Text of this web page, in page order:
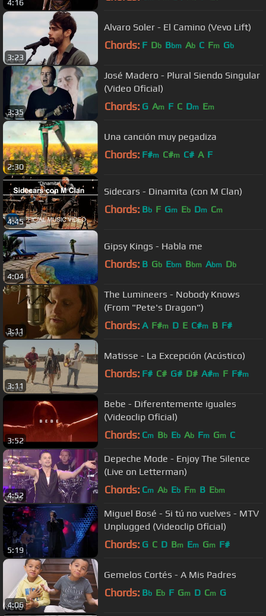
4:16
3:23
Alvaro Soler - El Camino (Vevo Lift)
Chords: F Db Bbm Ab C Fm Gb
3:35
José Madero - Plural Siendo Singular
(Video Oficial)
Chords: G Am F C Dm Em
2:30
Una canción muy pegadiza
Chords: F#m C#m C# A F
4:45
Sidecars - Dinamita (con M Clan)
Chords: Bb F Gm Eb Dm Cm
4:04
Gipsy Kings - Habla me
Chords: B Gb Ebm Bbm Abm Db
3:11
The Lumineers - Nobody Knows
(From "Pete's Dragon")
Chords: A F#m D E C#m B F#
3:11
Matisse - La Excepción (Acústico)
Chords: F# C# G# D# A#m F F#m
3:52
Bebe - Diferentemente iguales
(Videoclip Oficial)
Chords: Cm Bb Eb Ab Fm Gm C
4:52
Depeche Mode - Enjoy The Silence
(Live on Letterman)
Chords: Cm Ab Eb Fm B Ebm
5:19
Miguel Bosé - Si tú no vuelves - MTV
Unplugged (Videoclip Oficial)
Chords: G C D Bm Em Gm F#
4:06
Gemelos Cortés - A Mis Padres
Chords: Bb Eb F Gm D Cm G